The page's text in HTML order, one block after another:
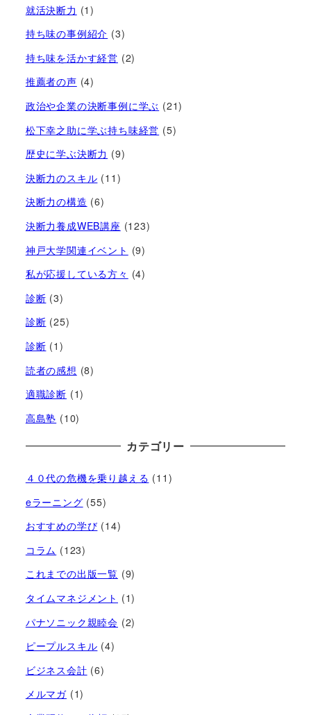
就活決断力 (1)
持ち味の事例紹介 (3)
持ち味を活かす経営​ (2)
推薦者の声 (4)
政治や企業の決断事例に学ぶ (21)
松下幸之助に学ぶ持ち味経営 (5)
歴史に学ぶ決断力 (9)
決断力のスキル (11)
決断力の構造 (6)
決断力養成WEB講座 (123)
神戸大学関連イベント (9)
私が応援している方々 (4)
診断 (3)
診断 (25)
診断 (1)
読者の感想 (8)
適職診断 (1)
高島塾 (10)
カテゴリー
４０代の危機を乗り越える (11)
eラーニング (55)
おすすめの学び (14)
コラム (123)
これまでの出版一覧 (9)
タイムマネジメント (1)
パナソニック親睦会 (2)
ピープルスキル (4)
ビジネス会計 (6)
メルマガ (1)